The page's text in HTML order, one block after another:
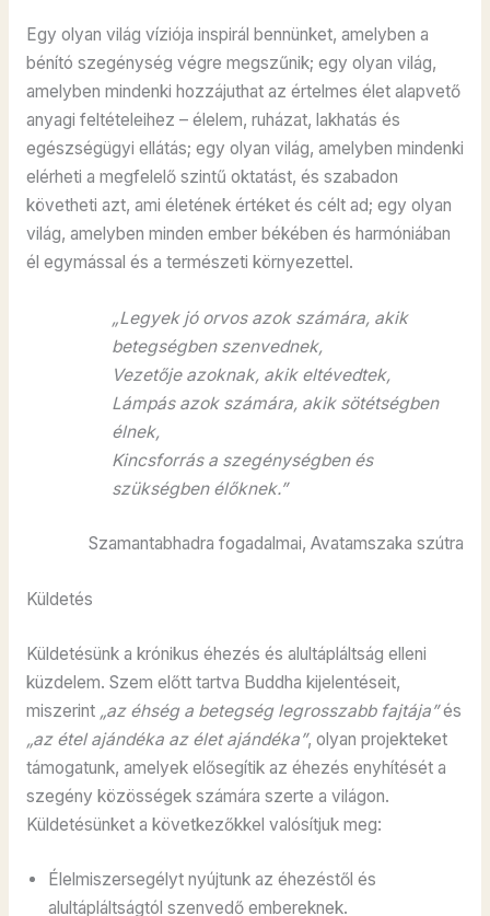
Egy olyan világ víziója inspirál bennünket, amelyben a
bénító szegénység végre megszűnik; egy olyan világ,
amelyben mindenki hozzájuthat az értelmes élet alapvető
anyagi feltételeihez – élelem, ruházat, lakhatás és
egészségügyi ellátás; egy olyan világ, amelyben mindenki
elérheti a megfelelő szintű oktatást, és szabadon
követheti azt, ami életének értéket és célt ad; egy olyan
világ, amelyben minden ember békében és harmóniában
él egymással és a természeti környezettel.
„Legyek jó orvos azok számára, akik
betegségben szenvednek,
Vezetője azoknak, akik eltévedtek,
Lámpás azok számára, akik sötétségben
élnek,
Kincsforrás a szegénységben és
szükségben élőknek.”
Szamantabhadra fogadalmai, Avatamszaka szútra
Küldetés
Küldetésünk a krónikus éhezés és alultápláltság elleni
küzdelem. Szem előtt tartva Buddha kijelentéseit,
miszerint „az éhség a betegség legrosszabb fajtája”és
„az étel ajándéka az élet ajándéka”, olyan projekteket
támogatunk, amelyek elősegítik az éhezés enyhítését a
szegény közösségek számára szerte a világon.
Küldetésünket a következőkkel valósítjuk meg:
Élelmiszersegélyt nyújtunk az éhezéstől és
alultápláltságtól szenvedő embereknek.